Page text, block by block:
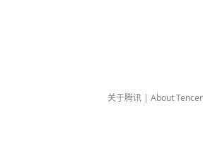
关于腾讯 | About